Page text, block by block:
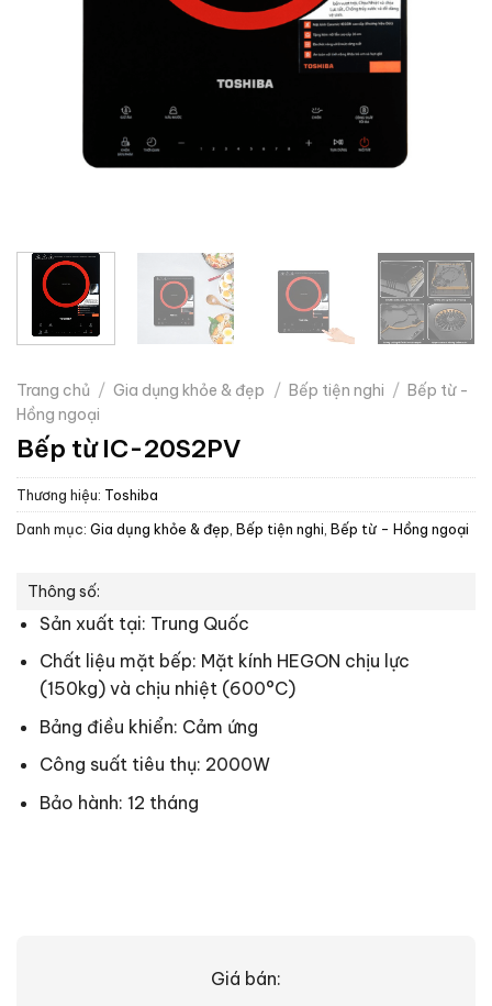
Trang chủ / Gia dụng khỏe & đẹp / Bếp tiện nghi / Bếp từ -
Hồng ngoại
Bếp từ IC-20S2PV
Thương hiệu: Toshiba
Danh mục: Gia dụng khỏe & đẹp Bếp tiện nghi Bếp từ - Hồng ngoại
Thông số:
Sản xuất tại: Trung Quốc
Chất liệu mặt bếp: Mặt kính HEGON chịu lực
(150kg) và chịu nhiệt (600°C)
Bảng điều khiển: Cảm ứng
Công suất tiêu thụ: 2000W
Bảo hành: 12 tháng
Giá bán: